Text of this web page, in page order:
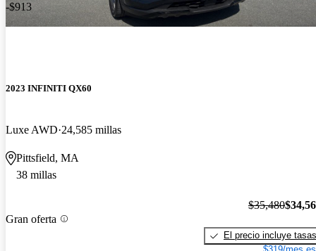
-$913
2023 INFINITI QX60
Luxe AWD 24,585 millas
Pittsfield, MA
38 millas
Gran oferta
$35,480
El precio incluye tasas